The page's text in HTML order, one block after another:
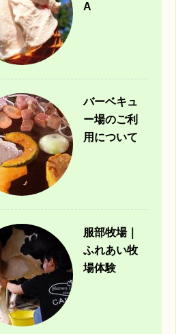
A
バーベキュ
ー場のご利
用について
服部牧場｜
ふれあい牧
場体験